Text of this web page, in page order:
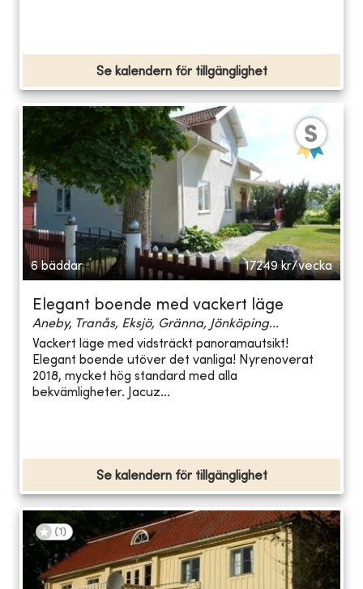
Se kalendern för tillgänglighet
6 bäddar 17249 kr/vecka
Elegant boende med vackert läge
Aneby, Tranås, Eksjö, Gränna, Jönköping...
Vackert läge med vidsträckt panoramautsikt!
Elegant boende utöver det vanliga! Nyrenoverat
2018, mycket hög standard med alla
bekvämligheter. Jacuz...
Se kalendern för tillgänglighet
(1 )